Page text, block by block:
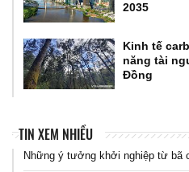
2035
Kinh tế
năng tài
Đồng
TIN XEM NHIỀU
Những ý tưởng khởi nghiệp từ bã